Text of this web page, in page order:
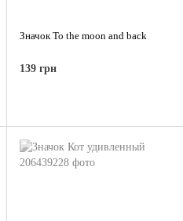
Значок To the moon and back
139 грн